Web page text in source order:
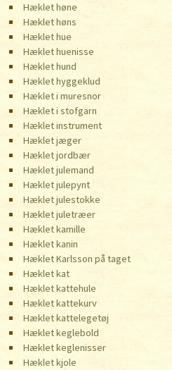
Hæklet høne
Hæklet høns
Hæklet hue
Hæklet huenisse
Hæklet hund
Hæklet hyggeklud
Hæklet i muresnor
Hæklet i stofgarn
Hæklet instrument
Hæklet jæger
Hæklet jordbær
Hæklet julemand
Hæklet julepynt
Hæklet julestokke
Hæklet juletræer
Hæklet kamille
Hæklet kanin
Hæklet Karlsson på taget
Hæklet kat
Hæklet kattehule
Hæklet kattekurv
Hæklet kattelegetøj
Hæklet keglebold
Hæklet keglenisser
Hæklet kjole